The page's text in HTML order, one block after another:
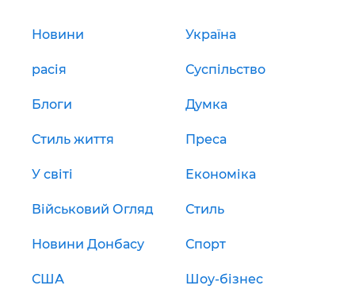
Новини Україна
расія Суспільство
Блоги Думка
Стиль життя Преса
У світі Економіка
Військовий Огляд Стиль
Новини Донбасу Спорт
США Шоу-бізнес